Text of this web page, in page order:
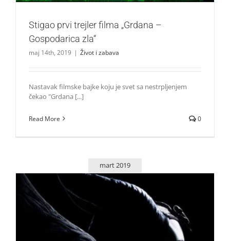
Stigao prvi trejler filma „Grdana –
Gospodarica zla“
maj 14th, 2019 | Život i zabava
Nastavak filmske bajke koju je svet sa nestrpljenjem
čekao "Grdana [...]
Read More 0
mart 2019